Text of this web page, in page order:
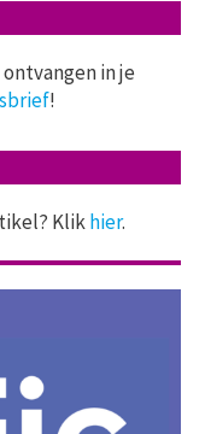
in je
!
Klikhier.